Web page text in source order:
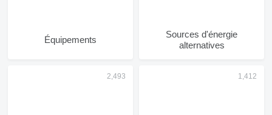
Équipements
Sources d'énergie
alternatives